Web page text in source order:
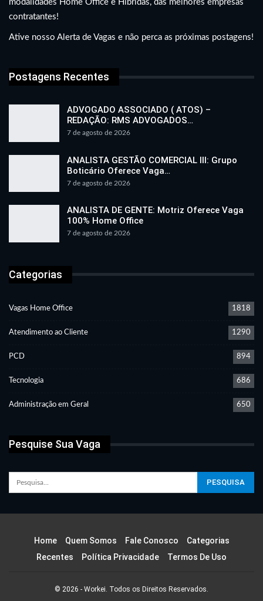
modalidades Home Office e Híbridas, das melhores empresas
contratantes!
Ative nosso Alerta de Vagas e não perca as próximas postagens!
Postagens Recentes
ADVOGADO ASSOCIADO ( ATOS) –
REDAÇÃO: RMS ADVOGADOS…
7 de agosto de 2026
ANALISTA GESTÃO COMERCIAL III: Grupo
Boticário Oferece Vaga…
7 de agosto de 2026
ANALISTA DE GENTE: Motriz Oferece Vaga
100% Home Office
7 de agosto de 2026
Categorias
Vagas Home Office 1818
Atendimento ao Cliente 1290
PCD 894
Tecnologia 686
Administração em Geral 650
Pesquise Sua Vaga
Home Quem Somos Fale Conosco
Categorias
Recentes
Política Privacidade Termos De Uso
© 2026 - Workei. Todos os Direitos Reservados.